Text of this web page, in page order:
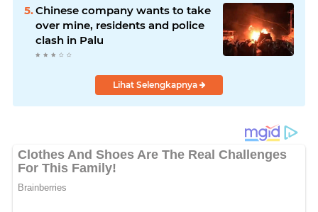
Chinese company wants to take
over mine, residents and police
clash in Palu
Lihat Selengkapnya